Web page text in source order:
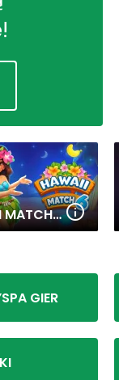
HAWAII MATCH 6
GIER